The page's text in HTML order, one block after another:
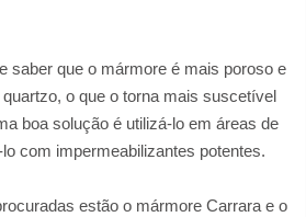
saber que o mármore é mais poroso e
o que o torna mais suscetível
boa solução é utilizá-lo em áreas de
com impermeabilizantes potentes.
estão o mármore Carrara e o